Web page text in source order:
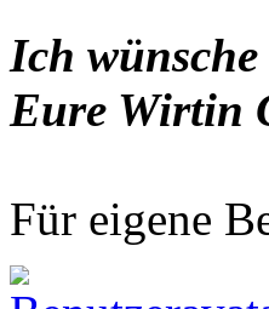
Ich
Eure Wirtin
Für eigene